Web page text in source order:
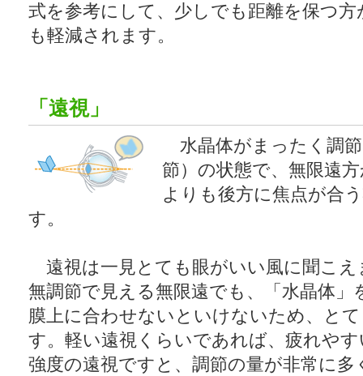
式を参考にして、少しでも距離を保つ
も軽減されます。
「遠視」
水晶体がまったく調
節）の状態で、無限遠
よりも後方に焦点が合
す。
遠視は一見とても眼がいい風に聞こえ
無調節で見える無限遠でも、「水晶体」
膜上に合わせないといけないため、と
す。軽い遠視くらいであれば、疲れや
強度の遠視ですと、調節の量が非常に